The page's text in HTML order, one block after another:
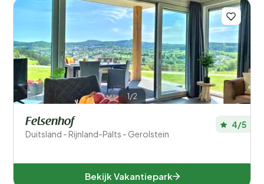
Aantal slaapkamers
Aantal badkamers
1/2
Felsenhof
Duitsland - Rijnland-Palts - Gerolstein
4/5
Bekijk Vakantiepark